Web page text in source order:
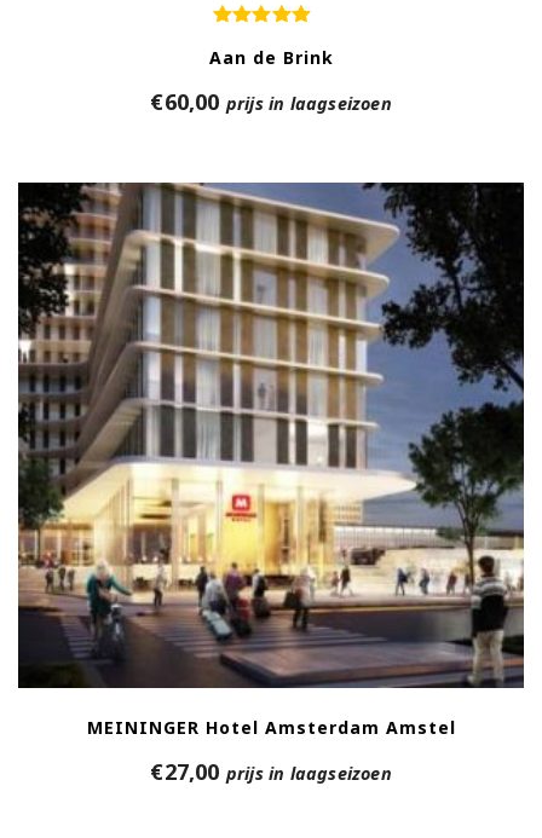
Aan de Brink
€60,00 prijs in laagseizoen
MEININGER Hotel Amsterdam Amstel
€27,00 prijs in laagseizoen